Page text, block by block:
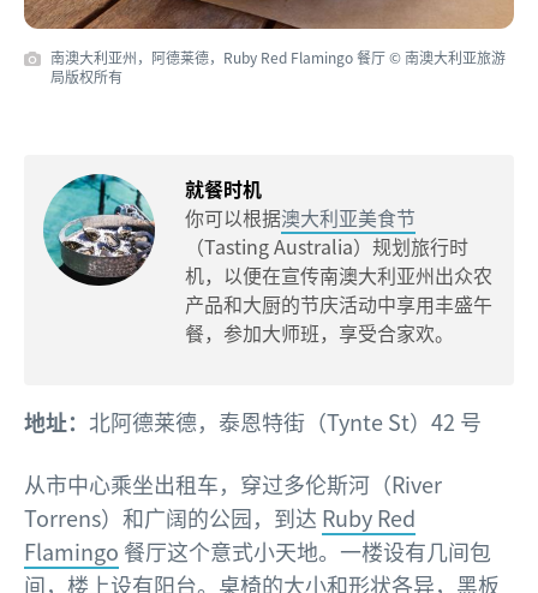
南澳大利亚州，阿德莱德，Ruby Red Flamingo 餐厅 © 南澳大利亚旅游
局版权所有
就餐时机
你可以根据澳大利亚美食节
（Tasting Australia）规划旅行时
机，以便在宣传南澳大利亚州出众农
产品和大厨的节庆活动中享用丰盛午
餐，参加大师班，享受合家欢。
地址： 北阿德莱德，泰恩特街（Tynte St）42 号
从市中心乘坐出租车，穿过多伦斯河（River
Torrens）和广阔的公园，到达 Ruby Red
Flamingo 餐厅这个意式小天地。一楼设有几间包
间，楼上设有阳台。桌椅的大小和形状各异，黑板